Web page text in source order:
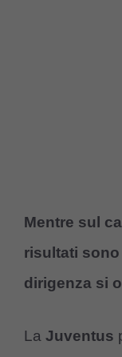
Mentre sul
risultati sono
dirigenza si
La Juventus